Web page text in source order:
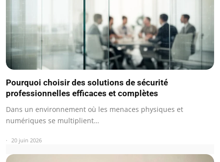
Pourquoi choisir des solutions de sécurité
professionnelles efficaces et complètes
Dans un environnement où les menaces physiques et
numériques se multiplient…
20 juin 2026